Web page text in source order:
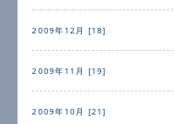
2009年12月 [18]
2009年11月 [19]
2009年10月 [21]